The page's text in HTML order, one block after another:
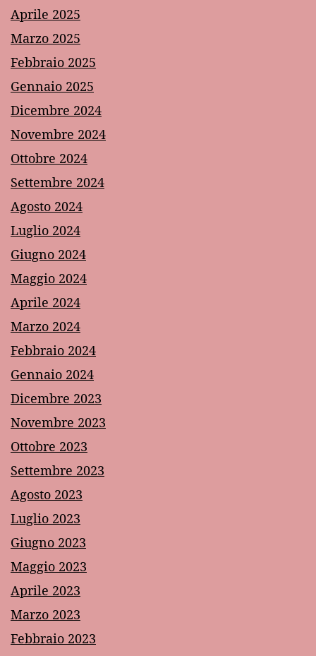
Aprile 2025
Marzo 2025
Febbraio 2025
Gennaio 2025
Dicembre 2024
Novembre 2024
Ottobre 2024
Settembre 2024
Agosto 2024
Luglio 2024
Giugno 2024
Maggio 2024
Aprile 2024
Marzo 2024
Febbraio 2024
Gennaio 2024
Dicembre 2023
Novembre 2023
Ottobre 2023
Settembre 2023
Agosto 2023
Luglio 2023
Giugno 2023
Maggio 2023
Aprile 2023
Marzo 2023
Febbraio 2023